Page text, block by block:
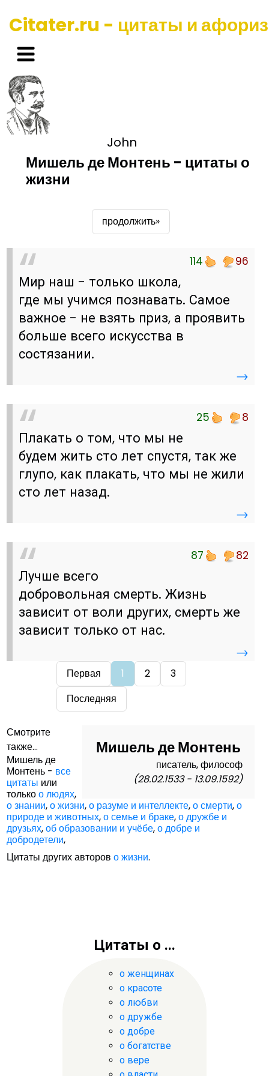
Citater.ru - цитаты и
John
Мишель де Монтень - цитаты о
жизни
продолжить»
114 96
Мир наш - только школа,
где мы учимся познавать. Самое
важное - не взять приз, а проявить
больше всего искусства в
состязании.
→
25 8
Плакать о том, что мы не
будем жить сто лет спустя, так же
глупо, как плакать, что мы не жили
сто лет назад.
→
87 82
Лучше всего
добровольная смерть. Жизнь
зависит от воли других, смерть же
зависит только от нас.
→
Первая 1 2
3
Последняя
Мишель де Монтень
писатель, философ
(28.02.1533 - 13.09.1592)
Смотрите
также...
Мишель де
Монтень - все
цитаты или
толькоо людях,
о знании,о жизни,о разуме и интеллекте,о смерти,о
природе и животных,о семье и браке,о дружбе и
друзьях,об образовании и учёбе,о добре и
добродетели,
Цитаты других авторово жизни.
Цитаты о ...
о женщинах
о красоте
о любви
о дружбе
о добре
о богатстве
о вере